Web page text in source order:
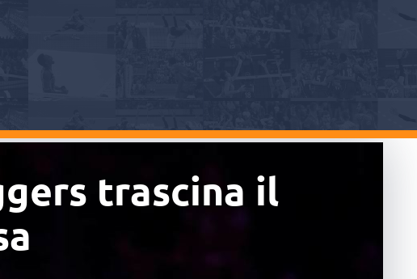
trascina il